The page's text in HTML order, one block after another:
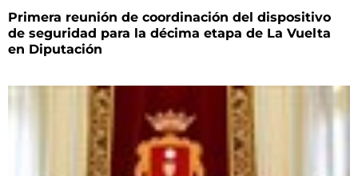
Primera reunión de coordinación del dispositivo
de seguridad para la décima etapa de La Vuelta
en Diputación